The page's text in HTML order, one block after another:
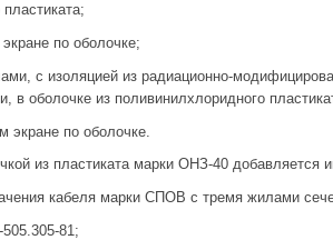
по оболочке;
с изоляцией из радиационно-
в оболочке из поливинилхлоридного
по оболочке.
из пластиката марки ОНЗ-40 добавляется
кабеля марки СПОВ с тремя жилами
81;